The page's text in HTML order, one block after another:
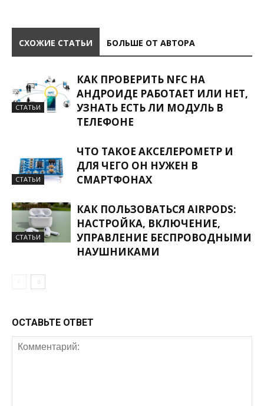
СХОЖИЕ СТАТЬИ БОЛЬШЕ ОТ АВТОРА
СТАТЬИ
КАК ПРОВЕРИТЬ NFC НА
АНДРОИДЕ РАБОТАЕТ ИЛИ НЕТ,
УЗНАТЬ ЕСТЬ ЛИ МОДУЛЬ В
ТЕЛЕФОНЕ
СТАТЬИ
ЧТО ТАКОЕ АКСЕЛЕРОМЕТР И
ДЛЯ ЧЕГО ОН НУЖЕН В
СМАРТФОНАХ
СТАТЬИ
КАК ПОЛЬЗОВАТЬСЯ AIRPODS:
НАСТРОЙКА, ВКЛЮЧЕНИЕ,
УПРАВЛЕНИЕ БЕСПРОВОДНЫМИ
НАУШНИКАМИ
ОСТАВЬТЕ ОТВЕТ